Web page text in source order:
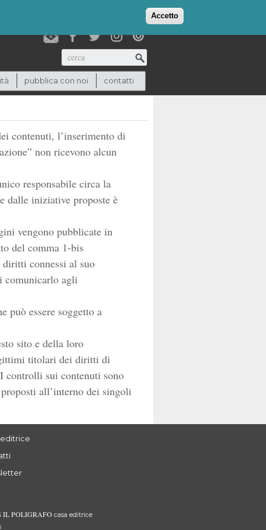
Accetto
(0)
Cerca
pubblica con noi contatti
contenuti, l’inserimento di
non ricevono alcun
responsabile circa la
dalle iniziative proposte è
vengono pubblicate in
del comma 1-bis
connessi al suo
comunicarlo agli
essere soggetto a
sito e della loro
titolari dei diritti di
controlli sui contenuti sono
all’interno dei singoli
IL POLIGRAFO casa editrice